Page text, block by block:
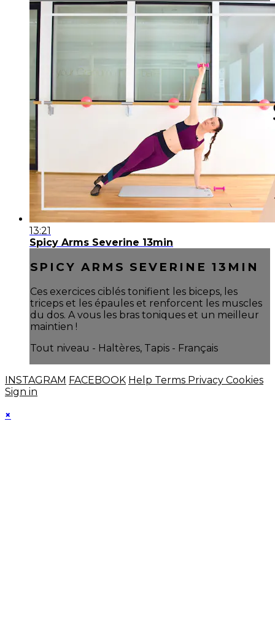
13:21
Spicy Arms Severine 13min
SPICY ARMS SEVERINE 13MIN
Ces exercices ciblés tonifient les biceps, les
triceps et les épaules et renforcent les muscles
du dos. A vous les bras toniques et un meilleur
maintien !
Tout niveau - Haltères, Tapis - Français
INSTAGRAM FACEBOOK Help Terms Privacy Cookies
Sign in
×